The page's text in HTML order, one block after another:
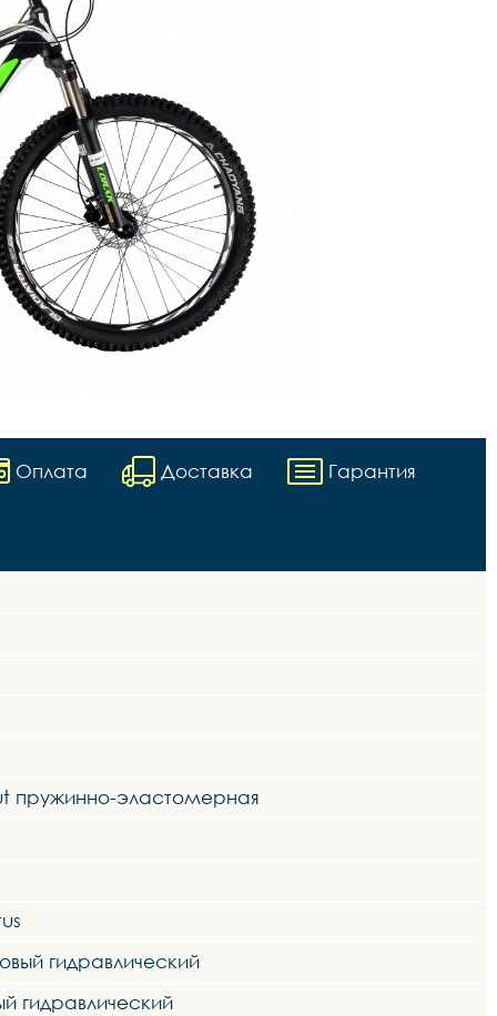
Оплата Доставка Гарантия
пружинно-эластомерная
гидравлический
гидравлический